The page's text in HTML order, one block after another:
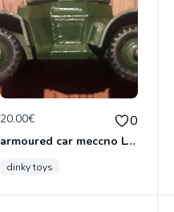
20.00€ 0
armoured car meccno LTD N°670
dinky toys